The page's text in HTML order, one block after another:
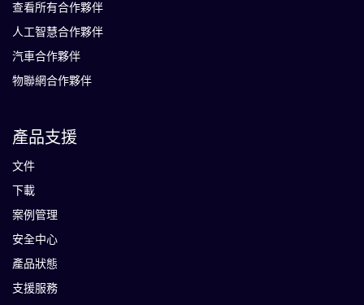
查看所有合作夥伴
人工智慧合作夥伴
汽車合作夥伴
物聯網合作夥伴
產品支援
文件
下載
案例管理
安全中心
產品狀態
支援服務